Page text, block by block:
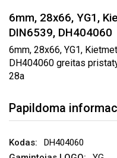
6mm, 28x66, YG1,
DIN6539, DH404060
6mm, 28x66, YG1,
DH404060 greitas
28a
Papildoma
DH404060